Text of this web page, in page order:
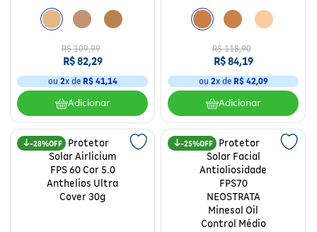
R$ 109,99
R$82,29
ou 2x de R$ 41,14
Adicionar
R$ 118,90
R$84,19
ou 2x de R$ 42,09
Adicionar
28% 25%